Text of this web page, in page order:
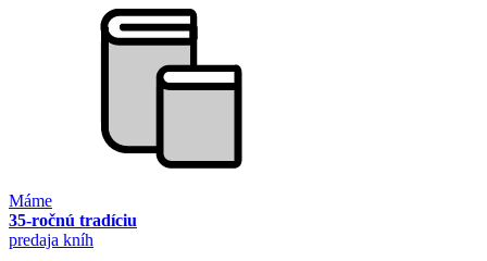
Máme
35-ročnú tradíciu
predaja kníh